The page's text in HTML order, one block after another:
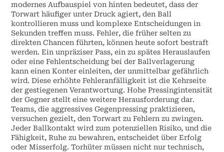
modernes Aufbauspiel von hinten bedeutet, dass der
Torwart häufiger unter Druck agiert, den Ball
kontrollieren muss und komplexe Entscheidungen in
Sekunden treffen muss. Fehler, die früher selten zu
direkten Chancen führten, können heute sofort bestraft
werden. Ein unpräziser Pass, ein zu spätes Herauslaufen
oder eine Fehlentscheidung bei der Ballverlagerung
kann einen Konter einleiten, der unmittelbar gefährlich
wird. Diese erhöhte Fehleranfälligkeit ist die Kehrseite
der gestiegenen Verantwortung. Hohe Pressingintensität
der Gegner stellt eine weitere Herausforderung dar.
Teams, die aggressives Gegenpressing praktizieren,
versuchen gezielt, den Torwart zu Fehlern zu zwingen.
Jeder Ballkontakt wird zum potenziellen Risiko, und die
Fähigkeit, Ruhe zu bewahren, entscheidet über Erfolg
oder Misserfolg. Torhüter müssen nicht nur technisch,